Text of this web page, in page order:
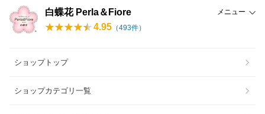
白蝶花 Perla＆Fiore メニュー
4.95 （493件）
ショップトップ
ショップカテゴリ一覧